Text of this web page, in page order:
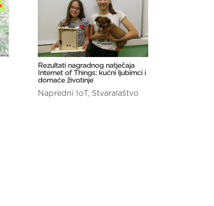
Rezultati nagradnog natječaja
Internet of Things: kućni ljubimci i
domaće životinje
Napredni IoT, Stvaralaštvo